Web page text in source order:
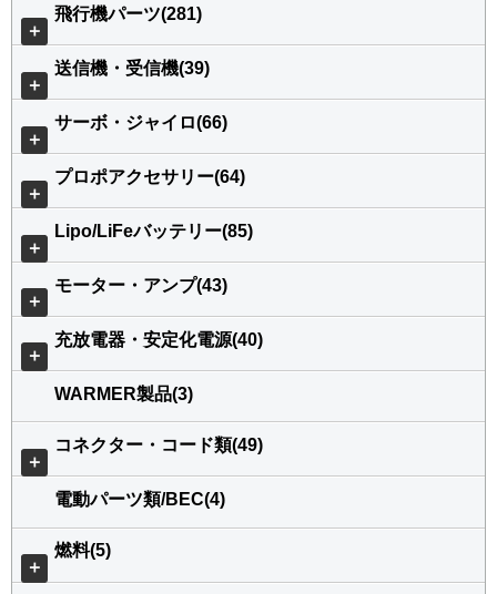
＋
飛行機パーツ(281)
＋
送信機・受信機(39)
＋
サーボ・ジャイロ(66)
＋
プロポアクセサリー(64)
＋
Lipo/LiFeバッテリー(85)
＋
モーター・アンプ(43)
＋
充放電器・安定化電源(40)
WARMER製品(3)
＋
コネクター・コード類(49)
電動パーツ類/BEC(4)
＋
燃料(5)